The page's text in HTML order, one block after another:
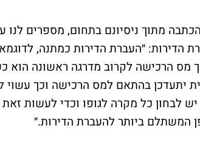
מתוך ניסיונם בתחום, מספרים לנו
הדירות: ״העברת הדירות כמתנה,
מס הרכישה לקרוב מדרגה ראשונה הוא
יתעדכן בהתאם למס הרכישה וכך עשוי
לבחון כל מקרה לגופו וכדי לעשות
המשתלם ביותר להעברת הדירות.״